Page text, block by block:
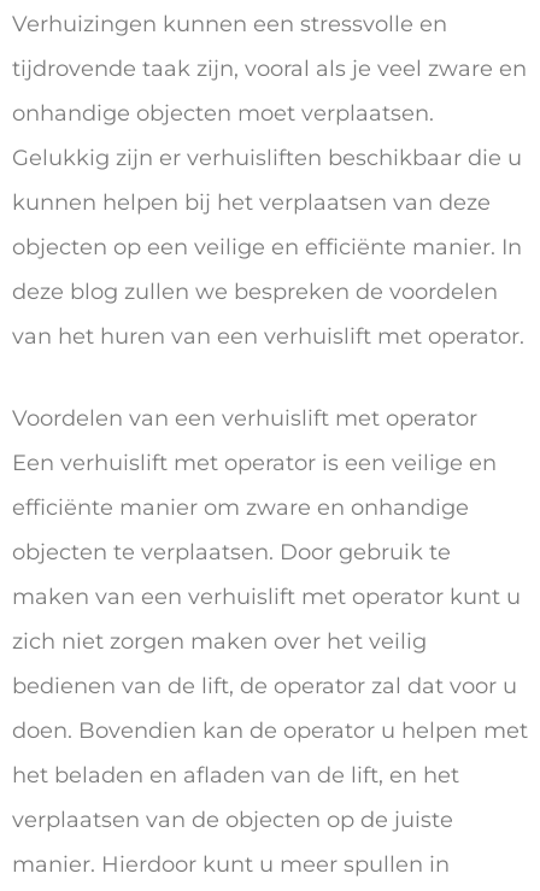
Verhuizingen kunnen een stressvolle en
tijdrovende taak zijn, vooral als je veel zware en
onhandige objecten moet verplaatsen.
Gelukkig zijn er verhuisliften beschikbaar die u
kunnen helpen bij het verplaatsen van deze
objecten op een veilige en efficiënte manier. In
deze blog zullen we bespreken de voordelen
van het huren van een verhuislift met operator.
Voordelen van een verhuislift met operator
Een verhuislift met operator is een veilige en
efficiënte manier om zware en onhandige
objecten te verplaatsen. Door gebruik te
maken van een verhuislift met operator kunt u
zich niet zorgen maken over het veilig
bedienen van de lift, de operator zal dat voor u
doen. Bovendien kan de operator u helpen met
het beladen en afladen van de lift, en het
verplaatsen van de objecten op de juiste
manier. Hierdoor kunt u meer spullen in